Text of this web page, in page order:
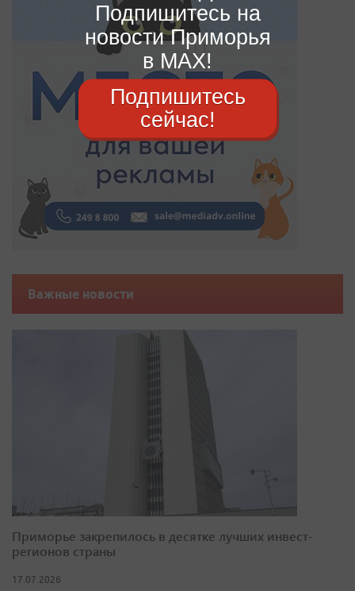
Важные новости
Приморье закрепилось в десятке лучших инвест-
регионов страны
17.07.2026
Подпишитесь на
новости Приморья
в MAX!
Подпишитесь
сейчас!